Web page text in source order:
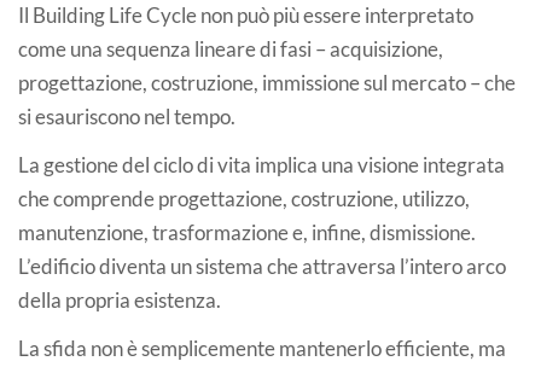
Il Building Life Cycle non può più essere interpretato
come una sequenza lineare di fasi – acquisizione,
progettazione, costruzione, immissione sul mercato – che
si esauriscono nel tempo.
La gestione del ciclo di vita implica una visione integrata
che comprende progettazione, costruzione, utilizzo,
manutenzione, trasformazione e, infine, dismissione.
L’edificio diventa un sistema che attraversa l’intero arco
della propria esistenza.
La sfida non è semplicemente mantenerlo efficiente, ma